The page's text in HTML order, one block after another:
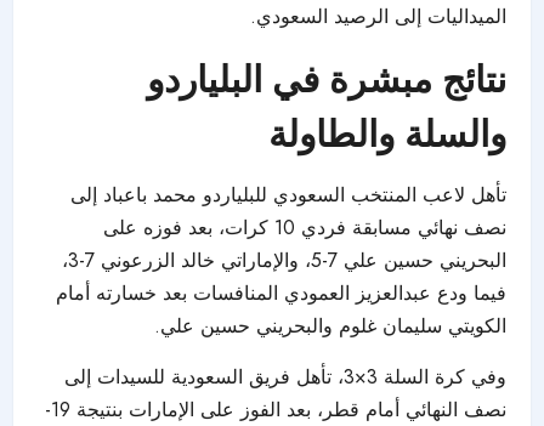
الميداليات إلى الرصيد السعودي.
نتائج مبشرة في البلياردو
والسلة والطاولة
تأهل لاعب المنتخب السعودي للبلياردو محمد باعباد إلى
نصف نهائي مسابقة فردي 10 كرات، بعد فوزه على
البحريني حسين علي 7-5، والإماراتي خالد الزرعوني 7-3،
فيما ودع عبدالعزيز العمودي المنافسات بعد خسارته أمام
الكويتي سليمان غلوم والبحريني حسين علي.
وفي كرة السلة 3×3، تأهل فريق السعودية للسيدات إلى
نصف النهائي أمام قطر، بعد الفوز على الإمارات بنتيجة 19-